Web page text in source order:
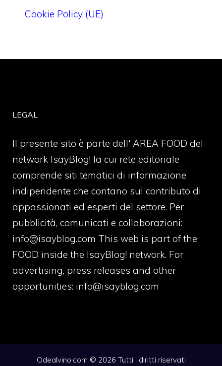
Cookie Policy (UE)
LEGAL
Il presente sito è parte dell' AREA FOOD del
network IsayBlog! la cui rete editoriale
comprende siti tematici di informazione
indipendente che contano sul contributo di
appassionati ed esperti del settore. Per
pubblicità, comunicati e collaborazioni:
info@isayblog.com This web is part of the
FOOD inside the IsayBlog! network. For
advertising, press releases and other
opportunities: info@isayblog.com
Odealvino.com © 2026 Tutti i diritti riservati